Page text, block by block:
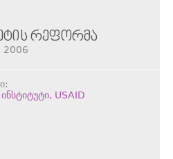
ᲠᲔᲤᲝᲠᲛᲐ
2006
USAID